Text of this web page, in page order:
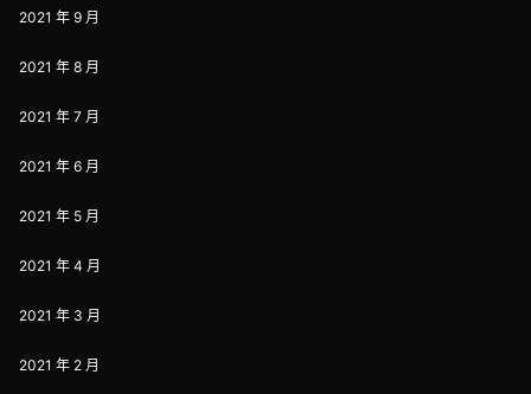
2021 年 9 月
2021 年 8 月
2021 年 7 月
2021 年 6 月
2021 年 5 月
2021 年 4 月
2021 年 3 月
2021 年 2 月